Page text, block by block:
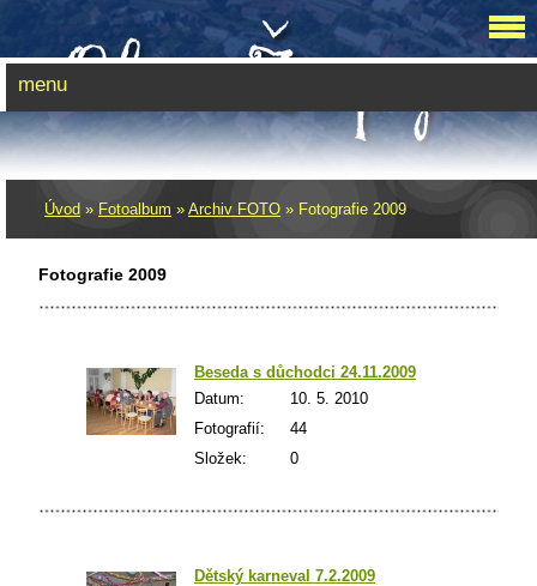
Úvod » Fotoalbum » Archiv FOTO » Fotografie 2009
Fotografie 2009
Beseda s důchodci 24.11.2009
Datum:
10. 5. 2010
Fotografií:
44
Složek:
0
Dětský karneval 7.2.2009
menu